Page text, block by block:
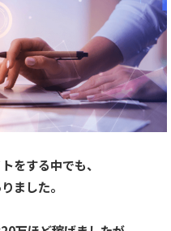
をする中でも、
ました。